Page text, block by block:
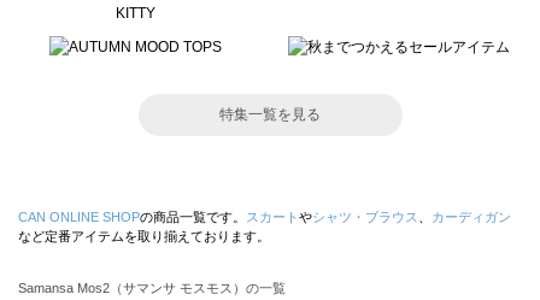
特集一覧を見る
CAN ONLINE SHOPの商品一覧です。 スカート やシャツ・ブラウス
カーディガン
など定番アイテムを取り揃えております。
Samansa Mos2（サマンサ モスモス）の一覧